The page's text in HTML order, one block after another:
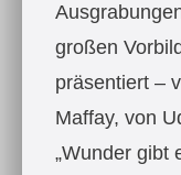
großen
präsentiert –
Maffay, von
„Wunder gibt